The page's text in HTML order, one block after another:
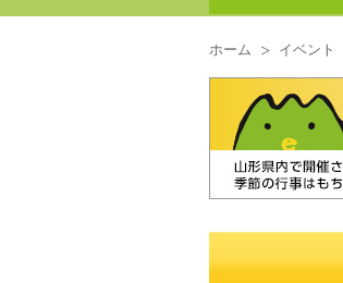
ホーム イベント